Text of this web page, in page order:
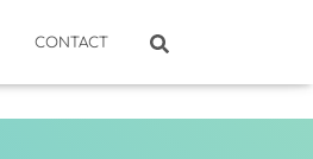
CONTACT